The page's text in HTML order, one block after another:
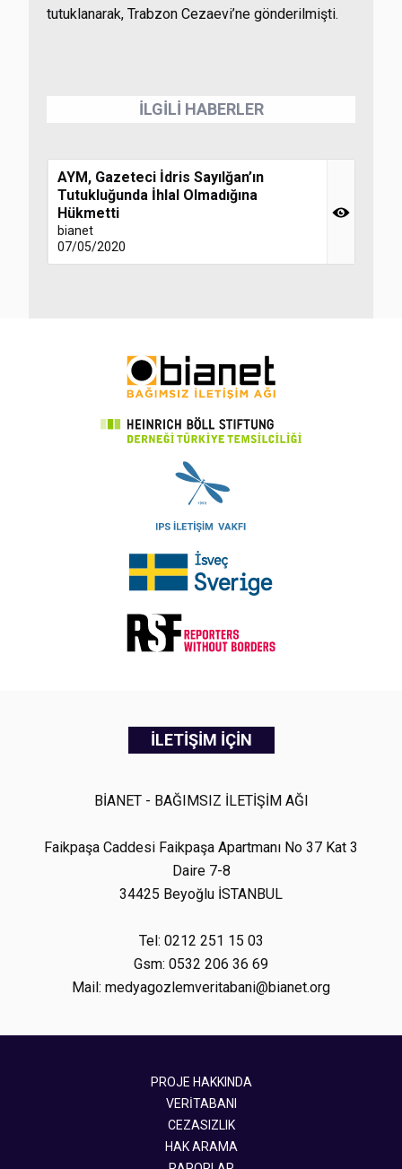
tutuklanarak, Trabzon Cezaevi’ne gönderilmişti.
İLGİLİ HABERLER
AYM, Gazeteci İdris Sayılğan’ın
Tutukluğunda İhlal Olmadığına
Hükmetti
bianet
07/05/2020
İLETİŞİM İÇİN
BİANET - BAĞIMSIZ İLETİŞİM AĞI
Faikpaşa Caddesi Faikpaşa Apartmanı No 37 Kat 3
Daire 7-8
34425 Beyoğlu İSTANBUL
Tel: 0212 251 15 03
Gsm: 0532 206 36 69
Mail: medyagozlemveritabani@bianet.org
PROJE HAKKINDA
VERİTABANI
CEZASIZLIK
HAK ARAMA